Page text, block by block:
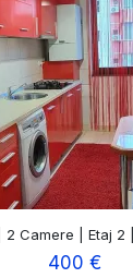
2 Camere | Etaj 2
400 €